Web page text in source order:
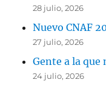
28 julio, 2026
Nuevo CNAF
27 julio, 2026
Gente a la que
24 julio, 2026